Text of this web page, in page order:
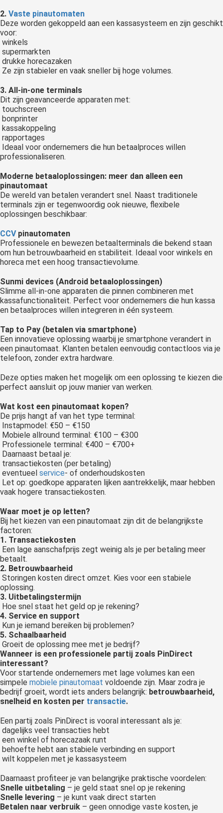
2. Vaste pinautomaten
Deze worden gekoppeld aan een kassasysteem en zijn geschikt
voor:
winkels
supermarkten
drukke horecazaken
Ze zijn stabieler en vaak sneller bij hoge volumes.
3. All-in-one terminals
Dit zijn geavanceerde apparaten met:
touchscreen
bonprinter
kassakoppeling
rapportages
Ideaal voor ondernemers die hun betaalproces willen
professionaliseren.
Moderne betaaloplossingen: meer dan alleen een
pinautomaat
De wereld van betalen verandert snel. Naast traditionele
terminals zijn er tegenwoordig ook nieuwe, flexibele
oplossingen beschikbaar:
CCVpinautomaten
Professionele en bewezen betaalterminals die bekend staan
om hun betrouwbaarheid en stabiliteit. Ideaal voor winkels en
horeca met een hoog transactievolume.
Sunmi devices (Android betaaloplossingen)
Slimme all-in-one apparaten die pinnen combineren met
kassafunctionaliteit. Perfect voor ondernemers die hun kassa
en betaalproces willen integreren in één systeem.
Tap to Pay (betalen via smartphone)
Een innovatieve oplossing waarbij je smartphone verandert in
een pinautomaat. Klanten betalen eenvoudig contactloos via je
telefoon, zonder extra hardware.
Deze opties maken het mogelijk om een oplossing te kiezen die
perfect aansluit op jouw manier van werken.
Wat kost een pinautomaat kopen?
De prijs hangt af van het type terminal:
Instapmodel: €50 – €150
Mobiele allround terminal: €100 – €300
Professionele terminal: €400 – €700+
Daarnaast betaal je:
transactiekosten (per betaling)
eventueel service- of onderhoudskosten
Let op: goedkope apparaten lijken aantrekkelijk, maar hebben
vaak hogere transactiekosten.
Waar moet je op letten?
Bij het kiezen van een pinautomaat zijn dit de belangrijkste
factoren:
1. Transactiekosten
Een lage aanschafprijs zegt weinig als je per betaling meer
betaalt.
2. Betrouwbaarheid
Storingen kosten direct omzet. Kies voor een stabiele
oplossing.
3. Uitbetalingstermijn
Hoe snel staat het geld op je rekening?
4. Service en support
Kun je iemand bereiken bij problemen?
5. Schaalbaarheid
Groeit de oplossing mee met je bedrijf?
Wanneer is een professionele partij zoals PinDirect
interessant?
Voor startende ondernemers met lage volumes kan een
simpele mobiele pinautomaat voldoende zijn. Maar zodra je
bedrijf groeit, wordt iets anders belangrijk: betrouwbaarheid,
snelheid en kosten per transactie.
Een partij zoals PinDirect is vooral interessant als je:
dagelijks veel transacties hebt
een winkel of horecazaak runt
behoefte hebt aan stabiele verbinding en support
wilt koppelen met je kassasysteem
Daarnaast profiteer je van belangrijke praktische voordelen:
Snelle uitbetaling – je geld staat snel op je rekening
Snelle levering – je kunt vaak direct starten
Betalen naar verbruik – geen onnodige vaste kosten, je